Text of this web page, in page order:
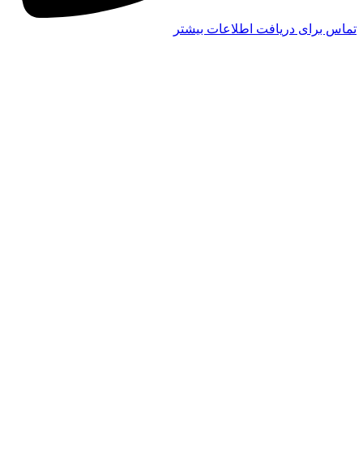
تماس برای دریافت اطلاعات بیشتر